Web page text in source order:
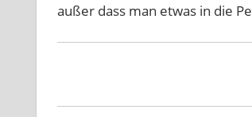
außer dass man etwas in die